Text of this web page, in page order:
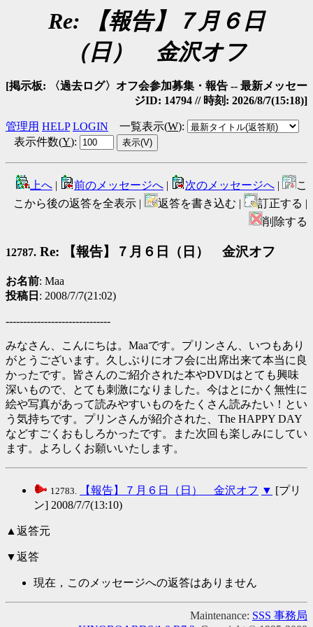
Re: 【報告】７月６日
（日） 金沢オフ
[掲示板: 〈過去ログ〉オフ会参加募集・報告 -- 最新メッセー
ジID: 14794 // 時刻: 2026/8/7(15:18)]
管理用 HELP LOGIN 一覧表示(W):
表示件数(Y):
上へ | 前のメッセージへ | 次のメッセージへ |
こ
こから後の返答を全表示 |
返答を書き込む |
訂正する |
削除する
12787. Re: 【報告】７月６日（日） 金沢オフ
お名前: Maa
投稿日 : 2008/7/7(21:02)
------------------------------
みなさん、こんにちは。Maaです。プリンさん、いつもあり
がとうございます。久しぶりにオフ会に出席出来て本当に良
かったです。皆さんのご紹介された本やDVDはとても興味
深いもので、とても刺激になりました。今はとにかく無性に
絵や写真があって読みやすいものをたくさん読みたい！とい
う気持ちです。プリンさんが紹介された、The HAPPY DAY
などすごくおもしろかったです。また次回も楽しみにしてい
ます。よろしくお願いいたします。
12783. 【報告】７月６日（日） 金沢オフ ▼ [プリ
ン] 2008/7/7(13:10)
▲返答元
▼返答
現在，このメッセージへの返答はありません
Maintenance: SSS 事務局